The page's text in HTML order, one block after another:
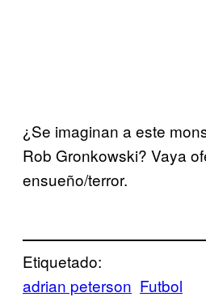
¿Se imaginan a este
Rob Gronkowski? Vaya
ensueño/terror.
Etiquetado:
adrian peterson Futbol